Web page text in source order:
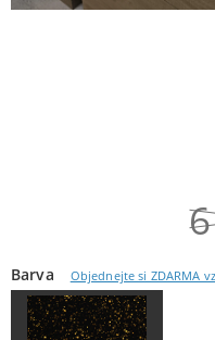
Barva Objednejte si ZDARMA